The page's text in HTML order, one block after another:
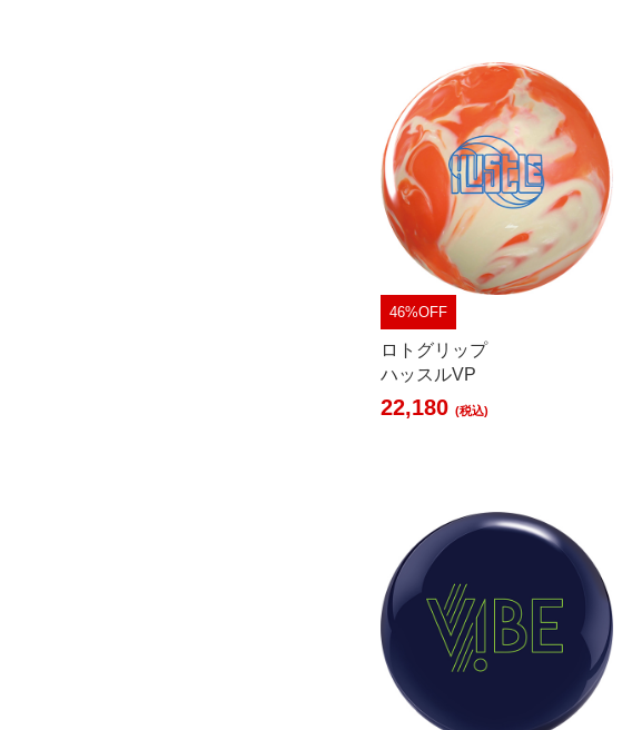
46%OFF
ロトグリップ
ハッスルVP
22,180 (税込)